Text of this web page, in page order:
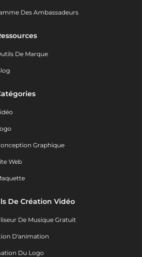
Des Ambassadeurs
De Marque
Graphique
Web
De Création Vidéo
De Musique Gratuit
D'animation
Du Logo